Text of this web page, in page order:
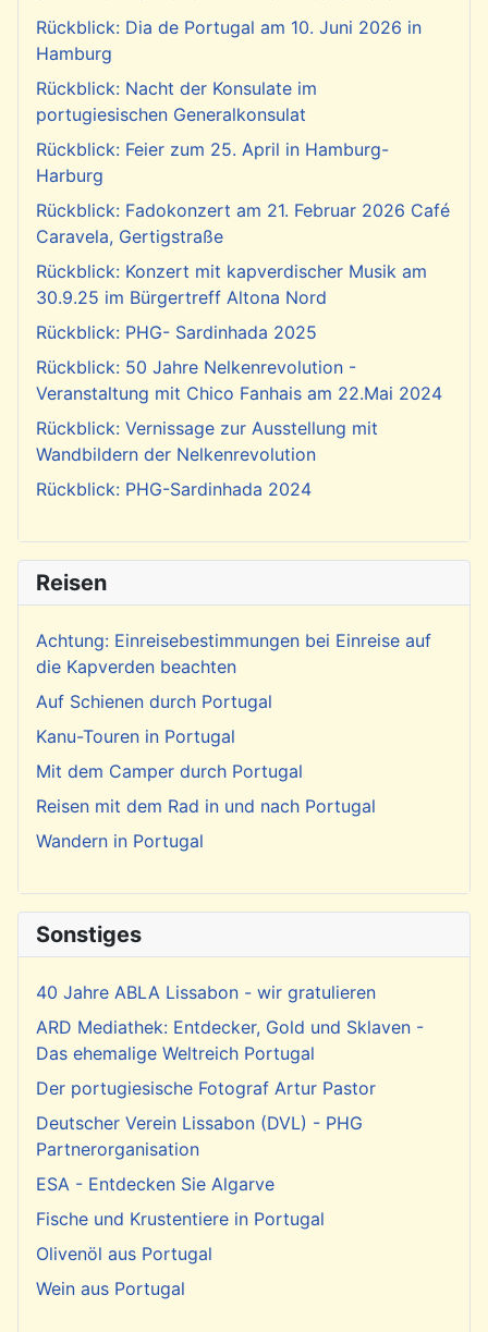
Rückblick: Dia de Portugal am 10. Juni 2026 in
Hamburg
Rückblick: Nacht der Konsulate im
portugiesischen Generalkonsulat
Rückblick: Feier zum 25. April in Hamburg-
Harburg
Rückblick: Fadokonzert am 21. Februar 2026 Café
Caravela, Gertigstraße
Rückblick: Konzert mit kapverdischer Musik am
30.9.25 im Bürgertreff Altona Nord
Rückblick: PHG- Sardinhada 2025
Rückblick: 50 Jahre Nelkenrevolution -
Veranstaltung mit Chico Fanhais am 22.Mai 2024
Rückblick: Vernissage zur Ausstellung mit
Wandbildern der Nelkenrevolution
Rückblick: PHG-Sardinhada 2024
Reisen
Achtung: Einreisebestimmungen bei Einreise auf
die Kapverden beachten
Auf Schienen durch Portugal
Kanu-Touren in Portugal
Mit dem Camper durch Portugal
Reisen mit dem Rad in und nach Portugal
Wandern in Portugal
Sonstiges
40 Jahre ABLA Lissabon - wir gratulieren
ARD Mediathek: Entdecker, Gold und Sklaven -
Das ehemalige Weltreich Portugal
Der portugiesische Fotograf Artur Pastor
Deutscher Verein Lissabon (DVL) - PHG
Partnerorganisation
ESA - Entdecken Sie Algarve
Fische und Krustentiere in Portugal
Olivenöl aus Portugal
Wein aus Portugal